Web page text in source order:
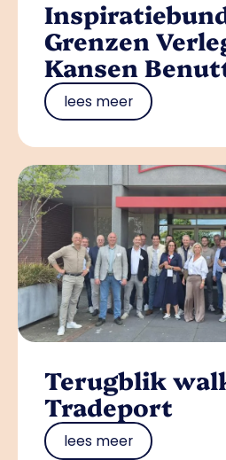
Grenzen
Kansen
lees meer
Terugblik
Tradeport
lees meer